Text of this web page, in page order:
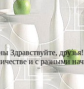
Здравствуйте,
и с разными